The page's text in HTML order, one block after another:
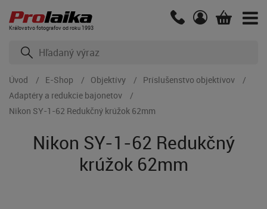
Kráľovstvo fotografov od roku 1993
Úvod E-Shop Objektívy
Príslušenstvo objektívov
Adaptéry a redukcie bajonetov
Nikon SY-1-62 Redukčný krúžok 62mm
Nikon SY-1-62 Redukčný
krúžok 62mm